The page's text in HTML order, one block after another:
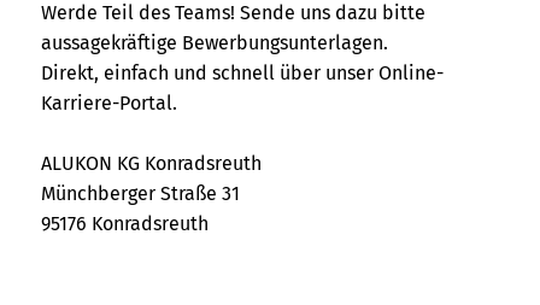
Werde Teil des Teams! Sende uns dazu bitte
aussagekräftige Bewerbungsunterlagen.
Direkt, einfach und schnell über unser Online-
Karriere-Portal.
ALUKON KG Konradsreuth
Münchberger Straße 31
95176 Konradsreuth